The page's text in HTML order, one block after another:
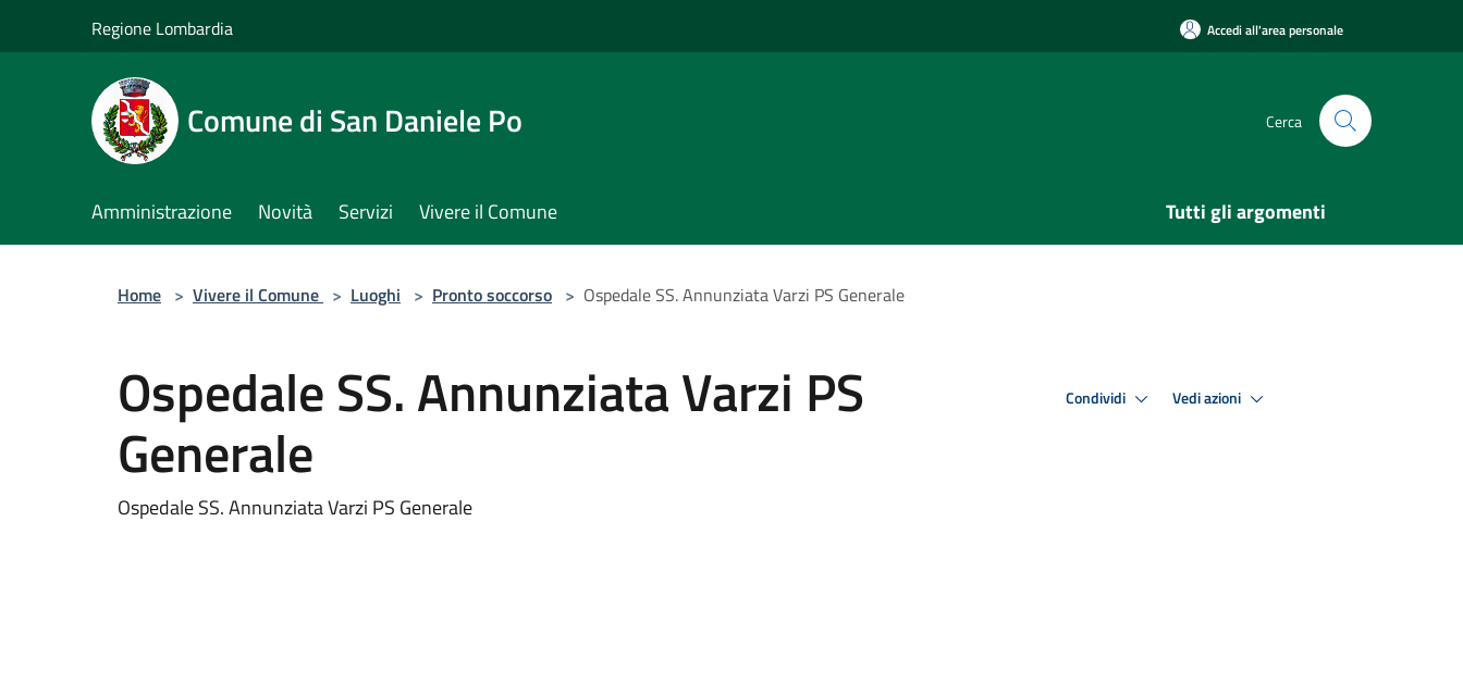
Regione Lombardia Accedi all'area personale
Comune di San Daniele Po Cerca
Amministrazione Novità Servizi Vivere il Comune Tutti gli argomenti
Home > Vivere il Comune > Luoghi > Pronto soccorso > Ospedale SS. Annunziata Varzi PS Generale
Ospedale SS. Annunziata Varzi PS
Generale
Ospedale SS. Annunziata Varzi PS Generale
Condividi Vedi azioni